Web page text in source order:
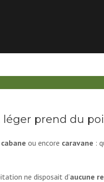
léger prend du
cabane ou encore caravane :
ne disposait d’aucune